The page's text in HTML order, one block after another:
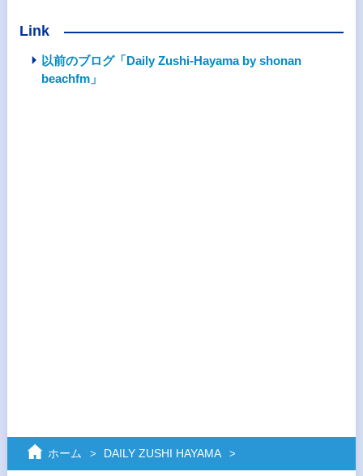
Link
以前のブログ「Daily Zushi-Hayama by shonan
beachfm」
ホーム DAILY ZUSHI HAYAMA